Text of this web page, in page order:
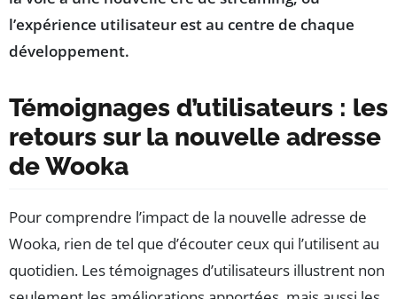
l’expérience utilisateur est au centre de chaque
développement.
Témoignages d’utilisateurs : les
retours sur la nouvelle adresse
de Wooka
Pour comprendre l’impact de la nouvelle adresse de
Wooka, rien de tel que d’écouter ceux qui l’utilisent au
quotidien. Les témoignages d’utilisateurs illustrent non